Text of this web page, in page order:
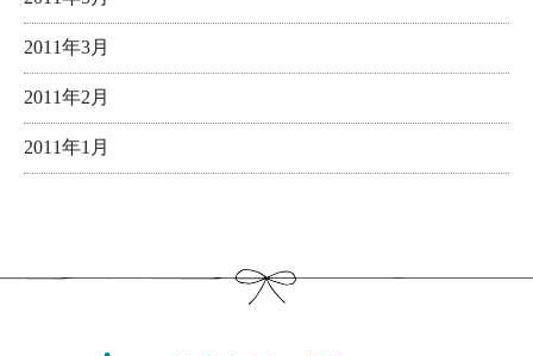
2011年3月
2011年2月
2011年1月